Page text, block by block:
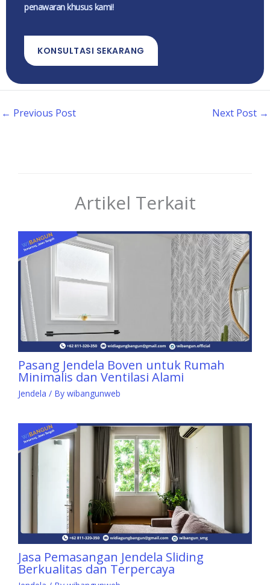
penawaran khusus kami!
KONSULTASI SEKARANG
← Previous Post Next Post →
Artikel Terkait
Pasang Jendela Boven untuk Rumah
Minimalis dan Ventilasi Alami
Jendela / By wibangunweb
Jasa Pemasangan Jendela Sliding
Berkualitas dan Terpercaya